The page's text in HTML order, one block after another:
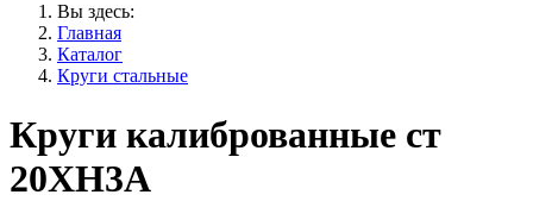
Вы здесь:
Главная
Каталог
Круги стальные
Круги калиброванные ст
20ХН3А